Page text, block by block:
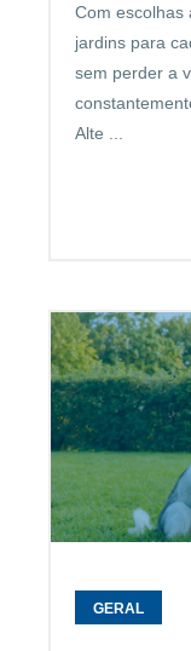
Com escolhas
jardins para
sem perder a
Alte ...
GERAL